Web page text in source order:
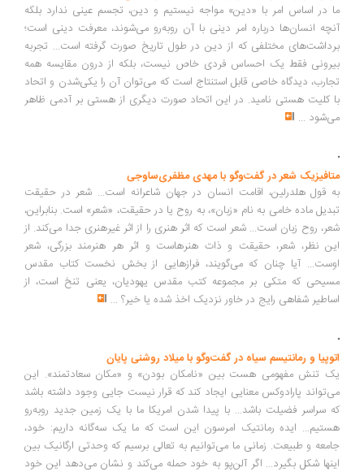
یادداشتی بر کتاب زندگی چگونه بود؟ | سیدعلیرضا حسینی‌بهشتی
در کشورهای دموکراتیک دولت‌ها به‌طور معمول از آموزش به عنوان عاملی
ثبات‌بخش حمایت می‌کنند، در صورتی که رژیم‌های خودکامه آموزش را
همچون تهدیدی برای پایه‌های حکومت خود می‌دانند... نظام‌های اقتدارگرای
موجود از اصول دموکراسی برای حفظ موجودیت خود استفاده می‌کنند... آنها
نه دموکراسی را برقرار می‌کنند و نه به‌طور منظم به سرکوب آشکار متوسل
می‌شوند، بلکه با برگزاری انتخابات دوره‌ای، سعی می‌کنند حداقل ظواهر
درباره آرا و افکار عبدالکریم سروش | احمد زیدآبادی
ما در اساس امر با «دین» مواجه نیستیم و دین، تجسم عینی ندارد بلکه
آنچه انسان‌ها درباره امر دینی با آن روبه‌رو می‌شوند، معرفت دینی است؛
برداشت‌های مختلفی که از دین در طول تاریخ صورت گرفته است... تجربه
تجارب، دیدگاه خاصی قابل استنتاج است که می‌توان آن را یکی‌شدن و اتحاد
با کلیت هستی نامید. در این اتحاد صورت دیگری از هستی بر آدمی ظاهر
می‌شود...